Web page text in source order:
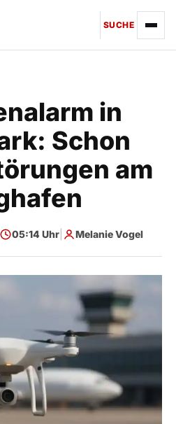
SUCHE
in
Schon
am
05:14 Uhr Melanie Vogel